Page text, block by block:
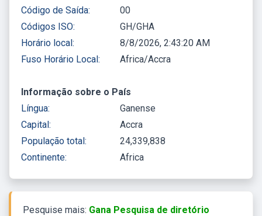
Código de Saída:
00
Códigos ISO:
GH/GHA
Horário local:
8/8/2026, 2:43:20 AM
Fuso Horário Local:
Africa/Accra
Informação sobre o País
Língua:
Ganense
Capital:
Accra
População total:
24,339,838
Continente:
Africa
Pesquise mais: Gana Pesquisa de diretório